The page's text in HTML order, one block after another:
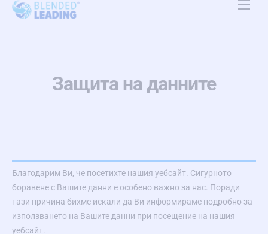
Контакт
BG
Защита на данните
Благодарим Ви, че посетихте нашия уебсайт. Сигурното
боравене с Вашите данни е особено важно за нас. Поради
тази причина бихме искали да Ви информираме подробно за
използването на Вашите данни при посещение на нашия
уебсайт.